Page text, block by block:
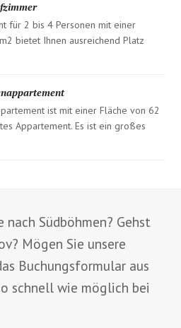
für 2 bis 4 Personen mit einer
bietet Ihnen ausreichend Platz
ist mit einer Fläche von 62
Appartement. Es ist ein großes
nach Südböhmen? Gehst
Mögen Sie unsere
Buchungsformular aus
schnell wie möglich bei